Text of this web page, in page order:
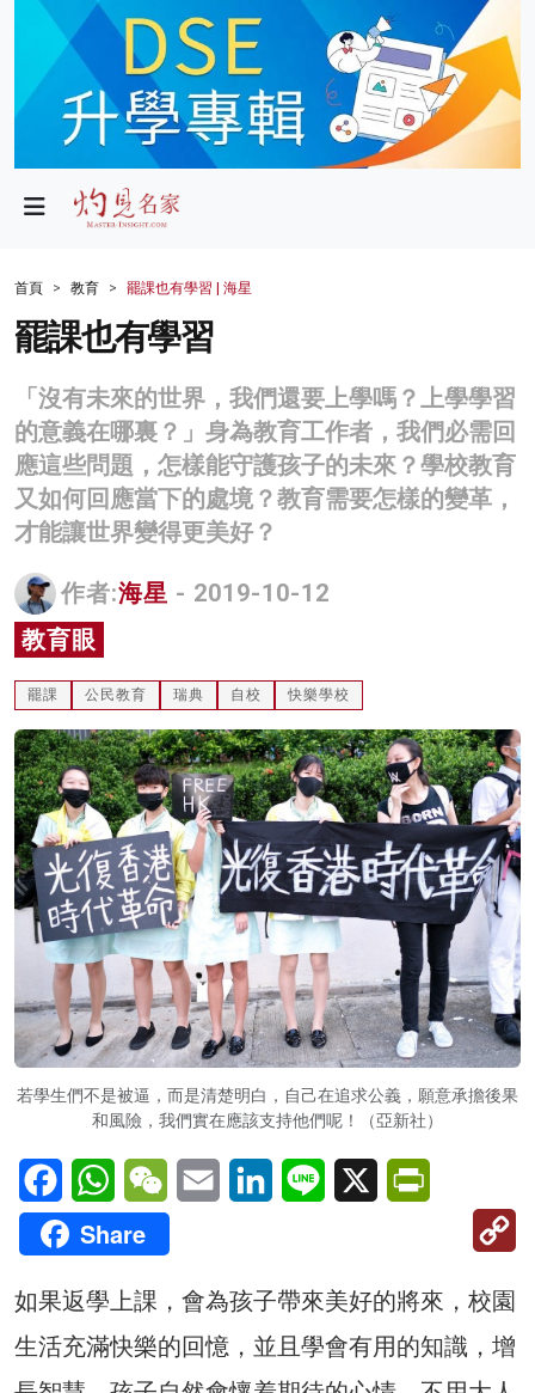
政局
財經
生活
商業
科技
影片
名家榜
灼見活動
首頁 教育 罷課也有學習 | 海星
罷課也有學習
「沒有未來的世界，我們還要上學嗎？上學學習
的意義在哪裏？」身為教育工作者，我們必需回
應這些問題，怎樣能守護孩子的未來？學校教育
又如何回應當下的處境？教育需要怎樣的變革，
才能讓世界變得更美好？
作者:海星 - 2019-10-12
教育眼
罷課 公民教育 瑞典 自校 快樂學校
若學生們不是被逼，而是清楚明白，自己在追求公義，願意承擔後果
和風險，我們實在應該支持他們呢！（亞新社）
FacebookWhatsAppWeChatEmail LinkedInLine X
Share
如果返學上課，會為孩子帶來美好的將來，校園
生活充滿快樂的回憶，並且學會有用的知識，增